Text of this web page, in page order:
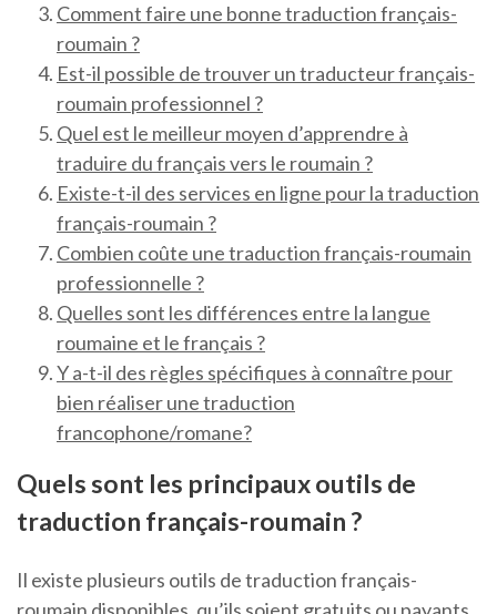
Comment faire une bonne traduction français-
roumain ?
Est-il possible de trouver un traducteur français-
roumain professionnel ?
Quel est le meilleur moyen d’apprendre à
traduire du français vers le roumain ?
Existe-t-il des services en ligne pour la traduction
français-roumain ?
Combien coûte une traduction français-roumain
professionnelle ?
Quelles sont les différences entre la langue
roumaine et le français ?
Y a-t-il des règles spécifiques à connaître pour
bien réaliser une traduction
francophone/romane?
Quels sont les principaux outils de
traduction français-roumain ?
Il existe plusieurs outils de traduction français-